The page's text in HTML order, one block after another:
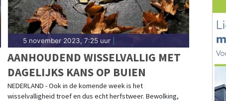
5 november 2023, 7:25 uur|
AANHOUDEND WISSELVALLIG MET
DAGELIJKS KANS OP BUIEN
NEDERLAND - Ook in de komende week is het
wisselvalligheid troef en dus echt herfstweer. Bewolking,